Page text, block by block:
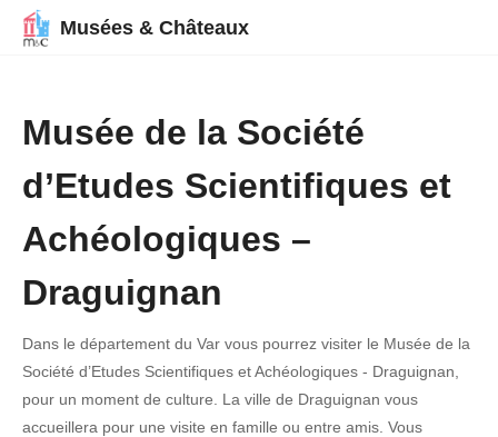
Musées & Châteaux
Musée de la Société
d’Etudes Scientifiques et
Achéologiques –
Draguignan
Dans le département du Var vous pourrez visiter le Musée de la
Société d’Etudes Scientifiques et Achéologiques - Draguignan,
pour un moment de culture. La ville de Draguignan vous
accueillera pour une visite en famille ou entre amis. Vous